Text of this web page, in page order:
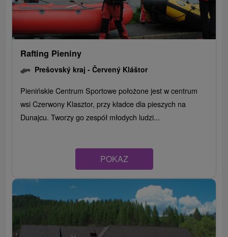
Rafting Pieniny
Prešovský kraj -Červený Kláštor
Pienińskie Centrum Sportowe położone jest w centrum
wsi Czerwony Klasztor, przy kładce dla pieszych na
Dunajcu. Tworzy go zespół młodych ludzi...
POKAZ